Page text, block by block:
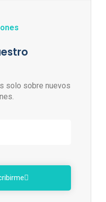
solo sobre nuevos